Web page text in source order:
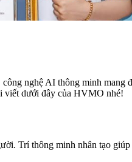
nghệ AI thông minh mang
viết dưới đây của HVMO nhé!
Trí thông minh nhân tạo